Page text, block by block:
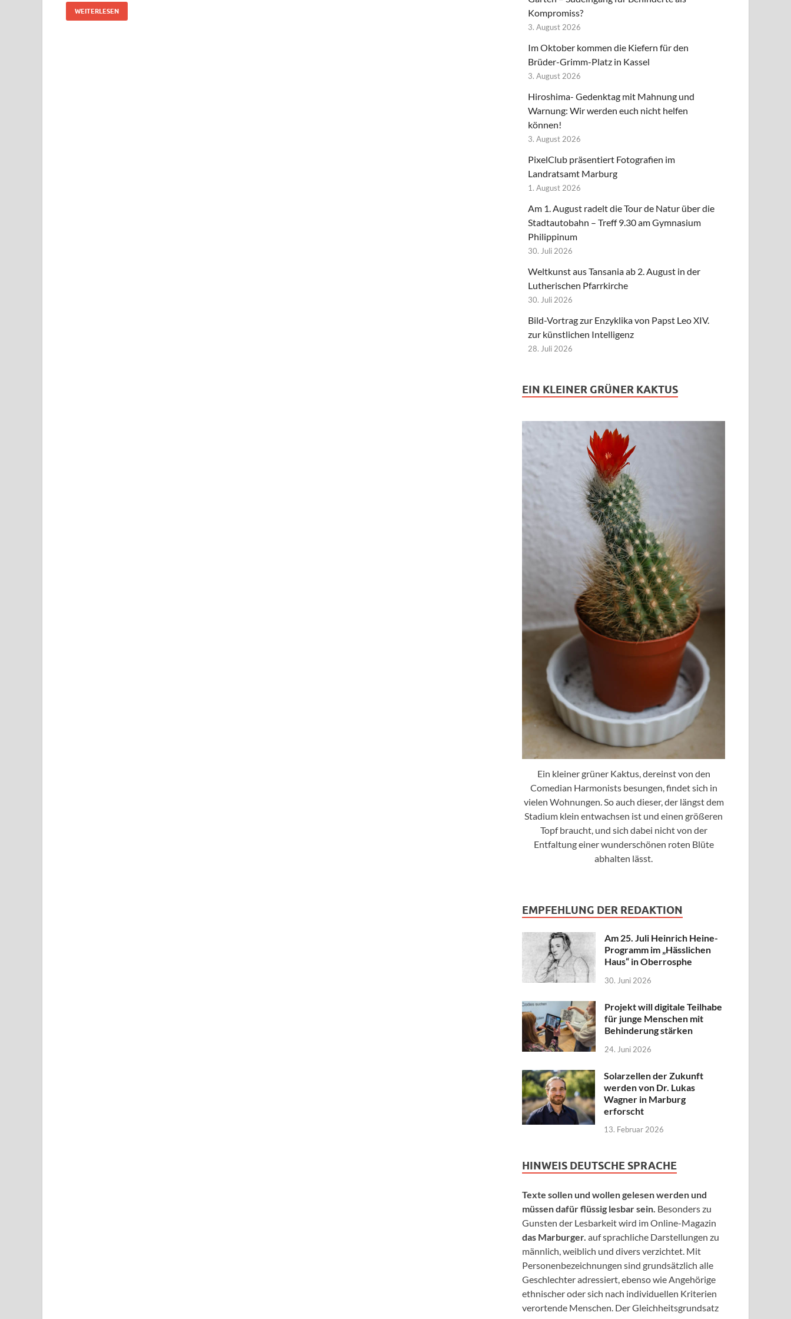
WEITERLESEN
Kompromiss?
3. August 2026
Im Oktober kommen die Kiefern für den
Brüder-Grimm-Platz in Kassel
3. August 2026
Hiroshima- Gedenktag mit Mahnung und
Warnung: Wir werden euch nicht helfen
können!
3. August 2026
PixelClub präsentiert Fotografien im
Landratsamt Marburg
1. August 2026
Am 1. August radelt die Tour de Natur über die
Stadtautobahn – Treff 9.30 am Gymnasium
Philippinum
30. Juli 2026
Weltkunst aus Tansania ab 2. August in der
Lutherischen Pfarrkirche
30. Juli 2026
Bild-Vortrag zur Enzyklika von Papst Leo XIV.
zur künstlichen Intelligenz
28. Juli 2026
EIN KLEINER GRÜNER KAKTUS
Ein kleiner grüner Kaktus, dereinst von den
Comedian Harmonists besungen, findet sich in
vielen Wohnungen. So auch dieser, der längst dem
Stadium klein entwachsen ist und einen größeren
Topf braucht, und sich dabei nicht von der
Entfaltung einer wunderschönen roten Blüte
abhalten lässt.
EMPFEHLUNG DER REDAKTION
Am 25. Juli Heinrich Heine-
Programm im „Hässlichen
Haus“ in Oberrosphe
30. Juni 2026
Projekt will digitale Teilhabe
für junge Menschen mit
Behinderung stärken
24. Juni 2026
Solarzellen der Zukunft
werden von Dr. Lukas
Wagner in Marburg
erforscht
13. Februar 2026
HINWEIS DEUTSCHE SPRACHE
Texte sollen und wollen gelesen werden und
müssen dafür flüssig lesbar sein. Besonders zu
Gunsten der Lesbarkeit wird im Online-Magazin
das Marburger. auf sprachliche Darstellungen zu
männlich, weiblich und divers verzichtet. Mit
Personenbezeichnungen sind grundsätzlich alle
Geschlechter adressiert, ebenso wie Angehörige
ethnischer oder sich nach individuellen Kriterien
verortende Menschen. Der Gleichheitsgrundsatz